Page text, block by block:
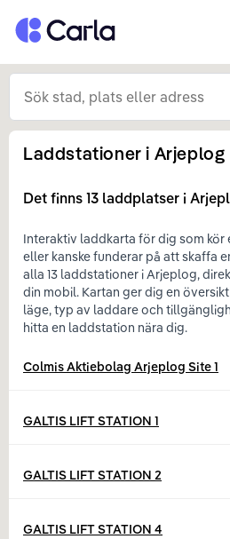
Tillbaka till startsidan
Laddstationer i Arjeplog
Det finns 13 laddplatser i
Interaktiv laddkarta för dig som
eller kanske funderar på att skaffa
alla 13 laddstationer i Arjeplog,
din mobil. Kartan ger dig en
läge, typ av laddare och
hitta en laddstation nära dig.
Colmis Aktiebolag Arjeplog Site 1
GALTIS LIFT STATION 1
GALTIS LIFT STATION 2
GALTIS LIFT STATION 4